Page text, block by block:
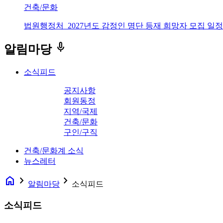
건축/문화
법원행정처_2027년도 감정인 명단 등재 희망자 모집 일
알림마당 keyboard_voice
소식피드
공지사항
회원동정
지역/국제
건축/문화
구인/구직
건축/문화계 소식
뉴스레터
home navigate_next 알림마당 navigate_next 소식피드
소식피드